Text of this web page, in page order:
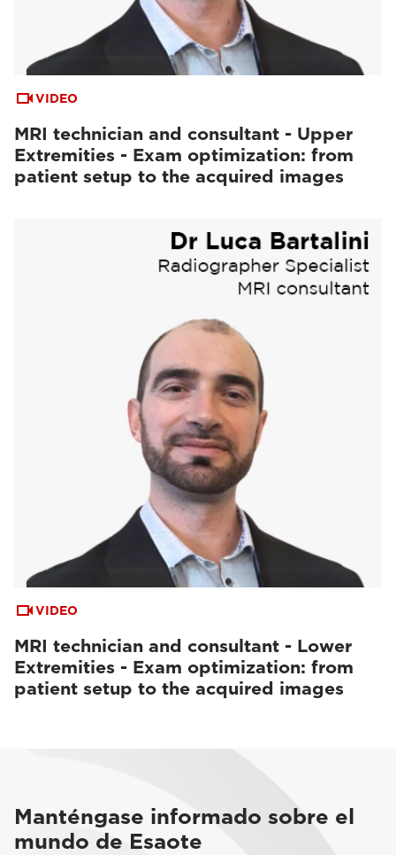
VIDEO
MRI technician and consultant - Upper
Extremities - Exam optimization: from
patient setup to the acquired images
VIDEO
MRI technician and consultant - Lower
Extremities - Exam optimization: from
patient setup to the acquired images
Manténgase informado sobre el
mundo de Esaote